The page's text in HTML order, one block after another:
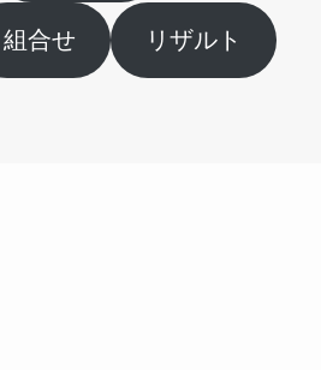
組合せ リザルト